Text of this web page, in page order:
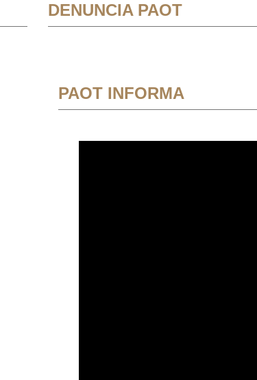
DENUNCIA PAOT
PAOT INFORMA